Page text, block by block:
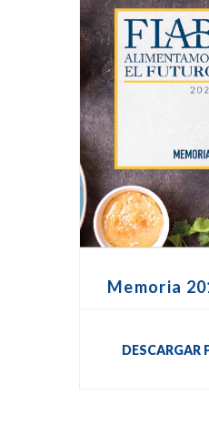
Memoria
DESCARGAR